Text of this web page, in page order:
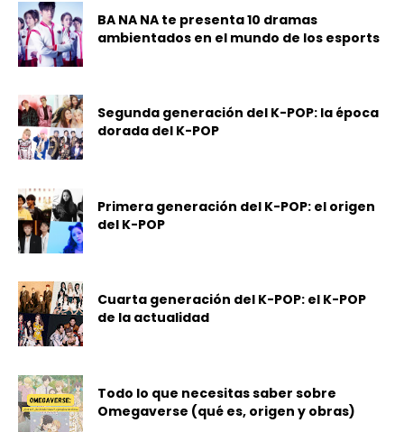
BA NA NA te presenta 10 dramas
ambientados en el mundo de los esports
Segunda generación del K-POP: la época
dorada del K-POP
Primera generación del K-POP: el origen
del K-POP
Cuarta generación del K-POP: el K-POP
de la actualidad
Todo lo que necesitas saber sobre
Omegaverse (qué es, origen y obras)